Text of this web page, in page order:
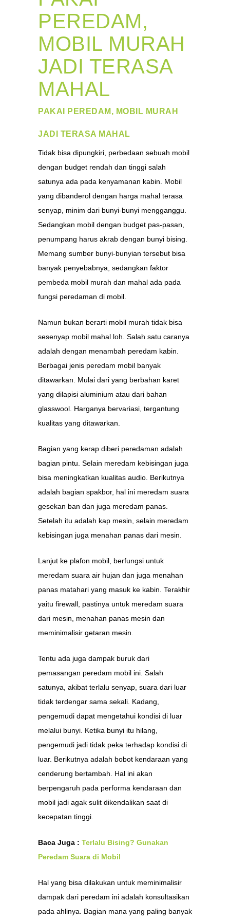
PEREDAM,
MOBIL MURAH
JADI TERASA
MAHAL
PAKAI PEREDAM, MOBIL MURAH
JADI TERASA MAHAL
Tidak bisa dipungkiri, perbedaan sebuah mobil
dengan budget rendah dan tinggi salah
satunya ada pada kenyamanan kabin. Mobil
yang dibanderol dengan harga mahal terasa
senyap, minim dari bunyi-bunyi mengganggu.
Sedangkan mobil dengan budget pas-pasan,
penumpang harus akrab dengan bunyi bising.
Memang sumber bunyi-bunyian tersebut bisa
banyak penyebabnya, sedangkan faktor
pembeda mobil murah dan mahal ada pada
fungsi peredaman di mobil.
Namun bukan berarti mobil murah tidak bisa
sesenyap mobil mahal loh. Salah satu caranya
adalah dengan menambah peredam kabin.
Berbagai jenis peredam mobil banyak
ditawarkan. Mulai dari yang berbahan karet
yang dilapisi aluminium atau dari bahan
glasswool. Harganya bervariasi, tergantung
kualitas yang ditawarkan.
Bagian yang kerap diberi peredaman adalah
bagian pintu. Selain meredam kebisingan juga
bisa meningkatkan kualitas audio. Berikutnya
adalah bagian spakbor, hal ini meredam suara
gesekan ban dan juga meredam panas.
Setelah itu adalah kap mesin, selain meredam
kebisingan juga menahan panas dari mesin.
Lanjut ke plafon mobil, berfungsi untuk
meredam suara air hujan dan juga menahan
panas matahari yang masuk ke kabin. Terakhir
yaitu firewall, pastinya untuk meredam suara
dari mesin, menahan panas mesin dan
meminimalisir getaran mesin.
Tentu ada juga dampak buruk dari
pemasangan peredam mobil ini. Salah
satunya, akibat terlalu senyap, suara dari luar
tidak terdengar sama sekali. Kadang,
pengemudi dapat mengetahui kondisi di luar
melalui bunyi. Ketika bunyi itu hilang,
pengemudi jadi tidak peka terhadap kondisi di
luar. Berikutnya adalah bobot kendaraan yang
cenderung bertambah. Hal ini akan
berpengaruh pada performa kendaraan dan
mobil jadi agak sulit dikendalikan saat di
kecepatan tinggi.
Baca Juga : Terlalu Bising? Gunakan
Peredam Suara di Mobil
Hal yang bisa dilakukan untuk meminimalisir
dampak dari peredam ini adalah konsultasikan
pada ahlinya. Bagian mana yang paling banyak